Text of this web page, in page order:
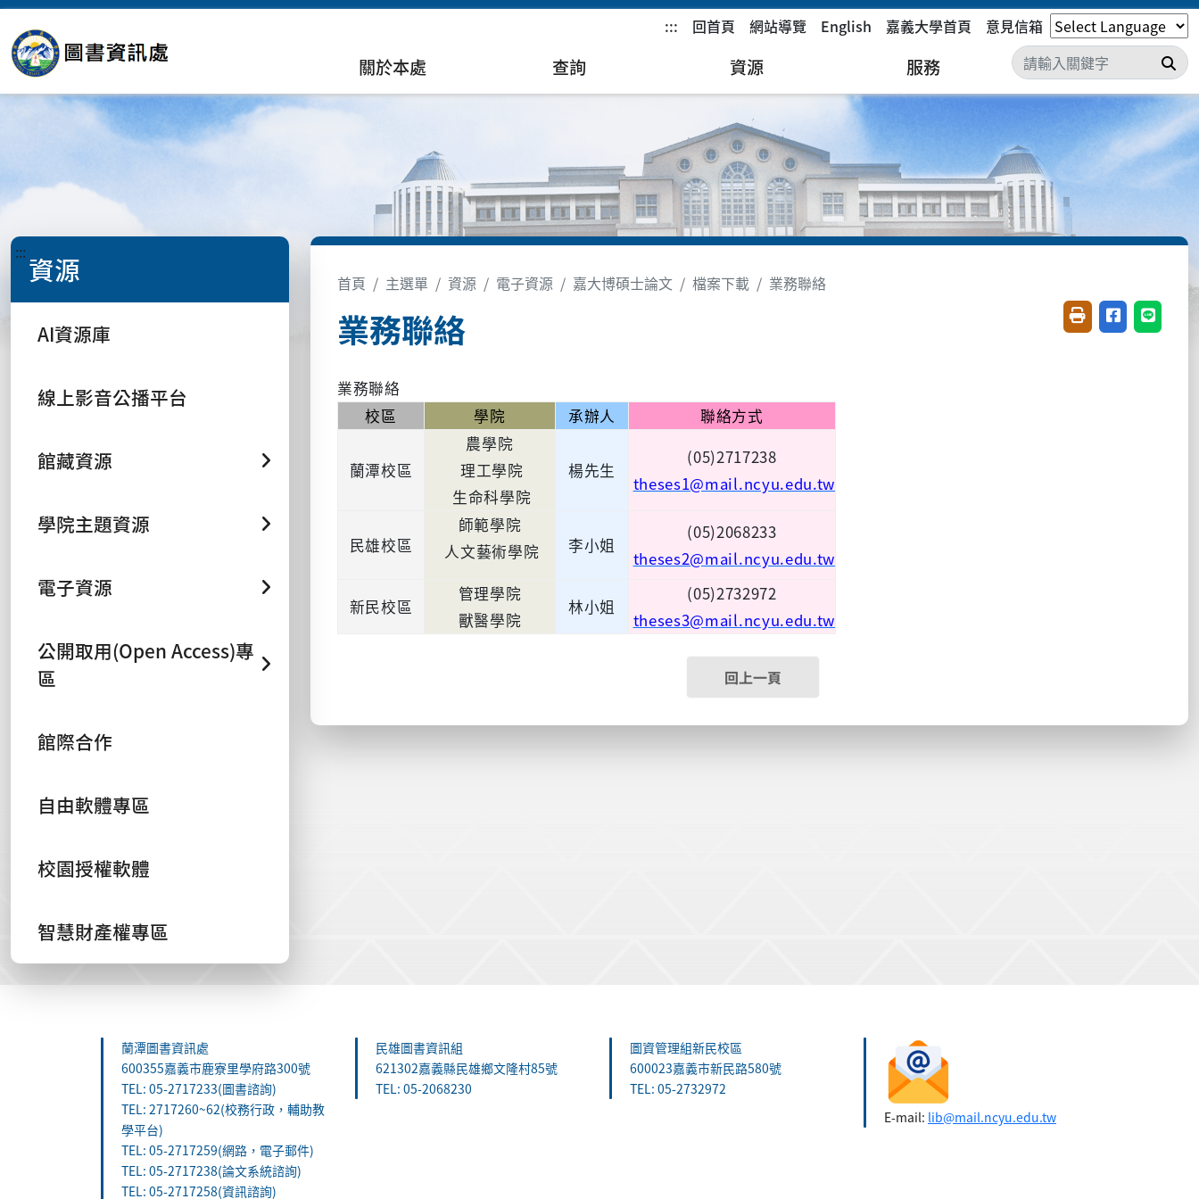
::: 回首頁 網站導覽 English 嘉義大學首頁 意見信箱
關於本處 查詢 資源 服務 搜
::: 資源
AI資源庫
線上影音公播平台
館藏資源
學院主題資源
電子資源
公開取用(Open Access)專
區
館際合作
自由軟體專區
校園授權軟體
智慧財產權專區
首頁 主選單 資源 電子資源 嘉大博碩士論文 檔案下載 業務聯絡
業務聯絡 友善列印(開新視窗)
分享至臉書(
分享至
業務聯絡
校區
學院 承辦人 聯絡方式
蘭潭校區
農學院
理工學院
生命科學院
楊先生
(05)2717238
theses1@mail.ncyu.edu.tw
民雄校區
師範學院
人文藝術學院
李小姐
(05)2068233
theses2@mail.ncyu.edu.tw
新民校區
管理學院
獸醫學院
林小姐
(05)2732972
theses3@mail.ncyu.edu.tw
回上一頁
蘭潭圖書資訊處
600355嘉義市鹿寮里學府路300號
TEL: 05-2717233(圖書諮詢)
TEL: 2717260~62(校務行政，輔助教
學平台)
TEL: 05-2717259(網路，電子郵件)
TEL: 05-2717238(論文系統諮詢)
TEL: 05-2717258(資訊諮詢)
民雄圖書資訊組
621302嘉義縣民雄鄉文隆村85號
TEL: 05-2068230
圖資管理組新民校區
600023嘉義市新民路580號
TEL: 05-2732972
E-mail: lib@mail.ncyu.edu.tw